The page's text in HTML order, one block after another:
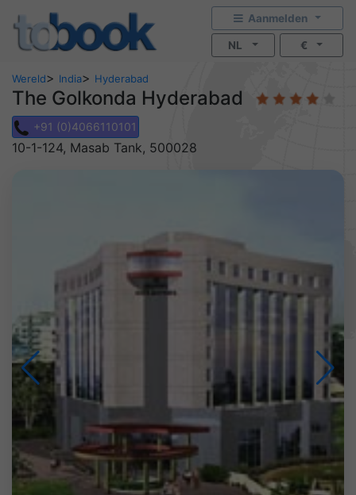
Aanmelden
NL €
Wereld> India> Hyderabad
The Golkonda Hyderabad
+91 (0)4066110101
10-1-124, Masab Tank, 500028